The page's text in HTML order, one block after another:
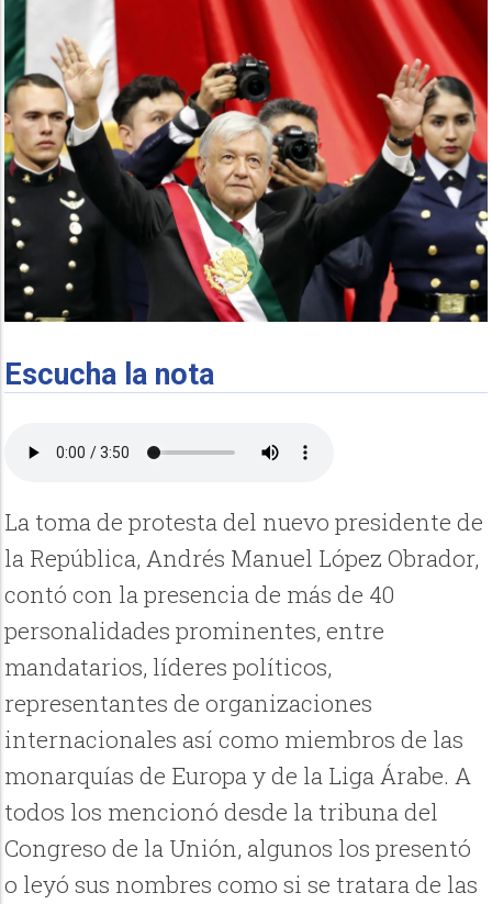
Escucha la nota
La toma de protesta del nuevo presidente de
la República, Andrés Manuel López Obrador,
contó con la presencia de más de 40
personalidades prominentes, entre
mandatarios, líderes políticos,
representantes de organizaciones
internacionales así como miembros de las
monarquías de Europa y de la Liga Árabe. A
todos los mencionó desde la tribuna del
Congreso de la Unión, algunos los presentó
o leyó sus nombres como si se tratara de las